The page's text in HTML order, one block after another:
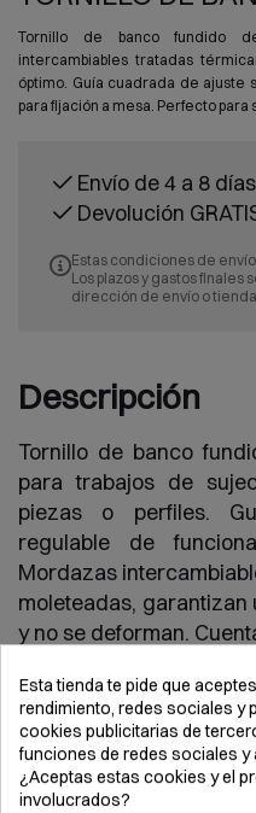
Tornillo de banco fundido
intercambiables tratadas
óptimo. Guía cuadrada de ajuste
para fijación a mesa. Perfecto para
Envío de 4 a 8
Devolución
Estas condiciones de
Los plazos y gastos finales
dirección de envío o
Descripción
Tornillo de banco
para trabajos de
piezas o perfiles.
regulable de
Mordazas
moleteadas,
y no se deforman.
con alojamientos
trabajo.
Esta tienda te pide que
rendimiento, redes sociales y
cookies publicitarias de
funciones de redes sociales
¿Aceptas estas cookies y el
involucrados?